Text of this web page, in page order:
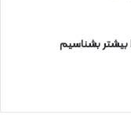
بیشتر بشناسیم